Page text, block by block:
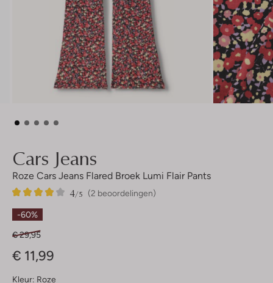
Cars Jeans
Roze Cars Jeans Flared Broek Lumi Flair Pants
(2 beoordelingen)
4/5
2
4
Sterren
-60%
€ 29,95
€ 11,99
Kleur: Roze